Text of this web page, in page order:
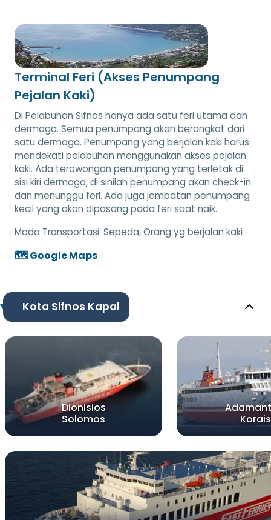
Terminal Feri (Akses Penumpang
Pejalan Kaki)
Di Pelabuhan Sifnos hanya ada satu feri utama dan
dermaga. Semua penumpang akan berangkat dari
satu dermaga. Penumpang yang berjalan kaki harus
mendekati pelabuhan menggunakan akses pejalan
kaki. Ada terowongan penumpang yang terletak di
sisi kiri dermaga, di sinilah penumpang akan check-in
dan menunggu feri. Ada juga jembatan penumpang
kecil yang akan dipasang pada feri saat naik.
Moda Transportasi: Sepeda, Orang yg berjalan kaki
🗺️ Google Maps
Kota Sifnos Kapal
Dionisios
Solomos
Korais